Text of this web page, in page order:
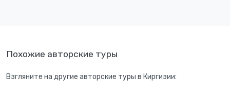
Похожие авторские туры
Взгляните на другие авторские туры в Киргизии: